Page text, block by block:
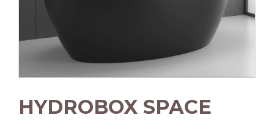
HYDROBOX SPACE